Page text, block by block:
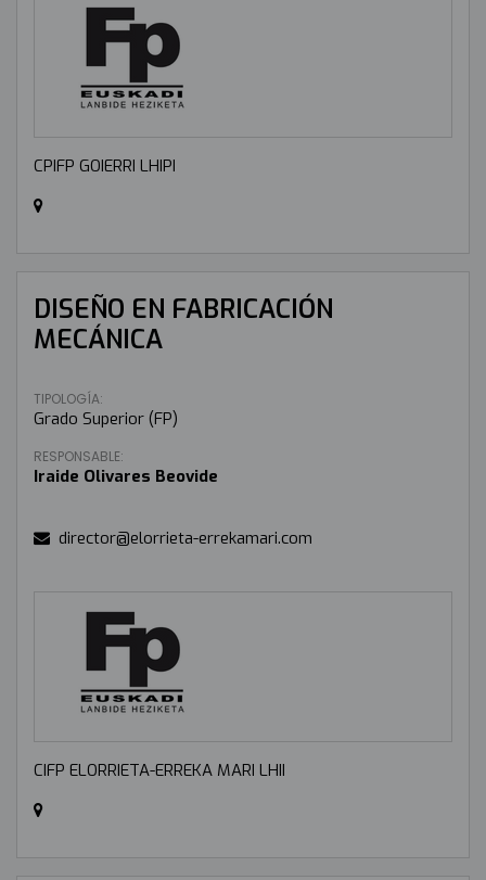
CPIFP GOIERRI LHIPI
DISEÑO EN FABRICACIÓN
MECÁNICA
TIPOLOGÍA:
Grado Superior (FP)
RESPONSABLE:
Iraide Olivares Beovide
director@elorrieta-errekamari.com
CIFP ELORRIETA-ERREKA MARI LHII